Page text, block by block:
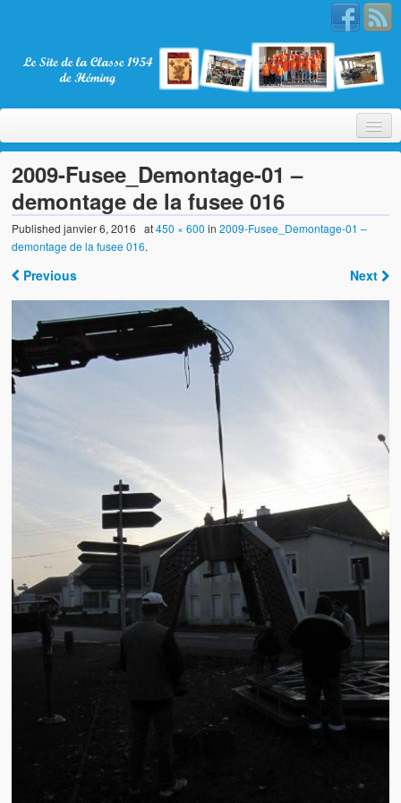
Bienvenue
La Classe 1954
Les membres
Nos partenaires
Autres animations
La fête foraine
Les aubades
Où se trouve Héming ?
Photos
20 ans, ça se fête ! Souvenirs de 2009…
2014, les 25 ans de l’association
17/05/2015 : LA vidéo souvenir 2015
17/05/2015 : Tous nos membres étaient en action
17/05/2015 : 127 brocanteurs vous attendaient
2009-Fusee_Demontage-01 –
demontage de la fusee 016
Publishedjanvier 6, 2016 at450 × 600 in2009-Fusee_Demontage-01 –
demontage de la fusee 016.
Previous Next